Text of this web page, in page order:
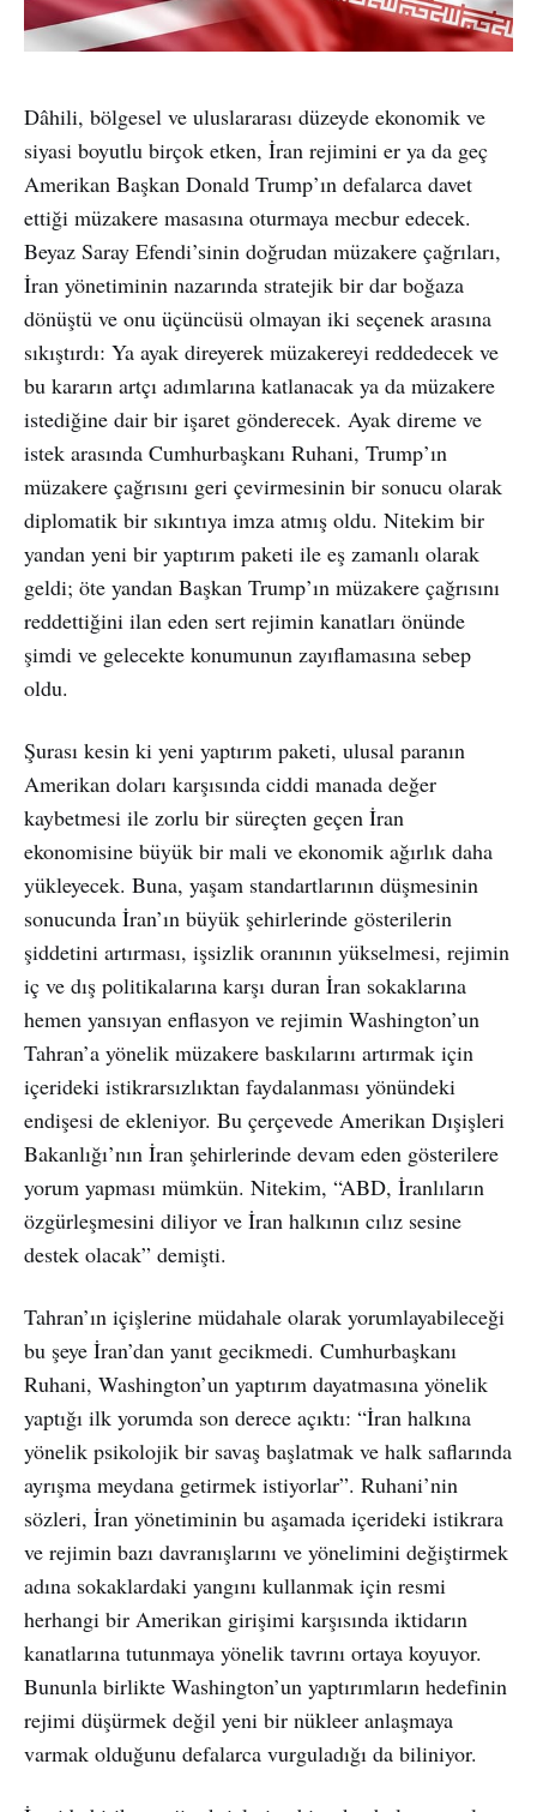
Dâhili, bölgesel ve uluslararası düzeyde ekonomik ve
siyasi boyutlu birçok etken, İran rejimini er ya da geç
Amerikan Başkan Donald Trump’ın defalarca davet
ettiği müzakere masasına oturmaya mecbur edecek.
Beyaz Saray Efendi’sinin doğrudan müzakere çağrıları,
İran yönetiminin nazarında stratejik bir dar boğaza
dönüştü ve onu üçüncüsü olmayan iki seçenek arasına
sıkıştırdı: Ya ayak direyerek müzakereyi reddedecek ve
bu kararın artçı adımlarına katlanacak ya da müzakere
istediğine dair bir işaret gönderecek. Ayak direme ve
istek arasında Cumhurbaşkanı Ruhani, Trump’ın
müzakere çağrısını geri çevirmesinin bir sonucu olarak
diplomatik bir sıkıntıya imza atmış oldu. Nitekim bir
yandan yeni bir yaptırım paketi ile eş zamanlı olarak
geldi; öte yandan Başkan Trump’ın müzakere çağrısını
reddettiğini ilan eden sert rejimin kanatları önünde
şimdi ve gelecekte konumunun zayıflamasına sebep
oldu.
Şurası kesin ki yeni yaptırım paketi, ulusal paranın
Amerikan doları karşısında ciddi manada değer
kaybetmesi ile zorlu bir süreçten geçen İran
ekonomisine büyük bir mali ve ekonomik ağırlık daha
yükleyecek. Buna, yaşam standartlarının düşmesinin
sonucunda İran’ın büyük şehirlerinde gösterilerin
şiddetini artırması, işsizlik oranının yükselmesi, rejimin
iç ve dış politikalarına karşı duran İran sokaklarına
hemen yansıyan enflasyon ve rejimin Washington’un
Tahran’a yönelik müzakere baskılarını artırmak için
içerideki istikrarsızlıktan faydalanması yönündeki
endişesi de ekleniyor. Bu çerçevede Amerikan Dışişleri
Bakanlığı’nın İran şehirlerinde devam eden gösterilere
yorum yapması mümkün. Nitekim, “ABD, İranlıların
özgürleşmesini diliyor ve İran halkının cılız sesine
destek olacak” demişti.
Tahran’ın içişlerine müdahale olarak yorumlayabileceği
bu şeye İran’dan yanıt gecikmedi. Cumhurbaşkanı
Ruhani, Washington’un yaptırım dayatmasına yönelik
yaptığı ilk yorumda son derece açıktı: “İran halkına
yönelik psikolojik bir savaş başlatmak ve halk saflarında
ayrışma meydana getirmek istiyorlar”. Ruhani’nin
sözleri, İran yönetiminin bu aşamada içerideki istikrara
ve rejimin bazı davranışlarını ve yönelimini değiştirmek
adına sokaklardaki yangını kullanmak için resmi
herhangi bir Amerikan girişimi karşısında iktidarın
kanatlarına tutunmaya yönelik tavrını ortaya koyuyor.
Bununla birlikte Washington’un yaptırımların hedefinin
rejimi düşürmek değil yeni bir nükleer anlaşmaya
varmak olduğunu defalarca vurguladığı da biliniyor.